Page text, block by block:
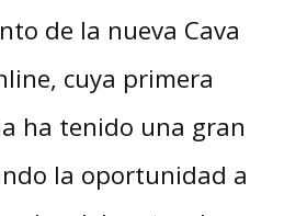
de la nueva Cava
cuya primera
ha tenido una gran
la oportunidad a